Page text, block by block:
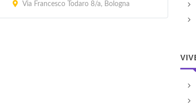
Via Francesco Todaro 8/a, Bologna